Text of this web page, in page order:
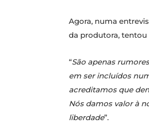
Agora, numa
da produtora, tentou
“São apenas
em ser incluídos
acreditamos que
Nós damos valor à
liberdade”.